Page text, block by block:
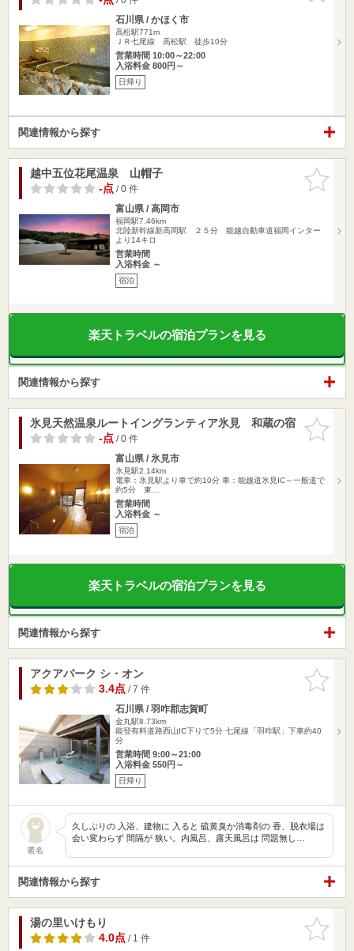
石川県 / かほく市
高松駅771m
ＪＲ七尾線 高松駅 徒歩10分
営業時間 10:00～22:00
入浴料金 800円～
日帰り
関連情報から探す
お気に入
りに追加
越中五位花尾温泉 山帽子
-点/ 0 件
富山県 / 高岡市
福岡駅7.46km
北陸新幹線新高岡駅 ２５分 能越自動車道福岡インター
より14キロ
営業時間
入浴料金 ～
宿泊
楽天トラベルの宿泊プランを見る
関連情報から探す
お気に入
りに追加
氷見天然温泉ルートイングランティア氷見 和蔵の宿
-点/ 0 件
富山県 / 氷見市
氷見駅2.14km
電車：氷見駅より車で約10分 車：能越道氷見IC～一般道で
約5分 東…
営業時間
入浴料金 ～
宿泊
楽天トラベルの宿泊プランを見る
関連情報から探す
お気に入
りに追加
アクアパーク シ・オン
3.4点/ 7 件
石川県 / 羽咋郡志賀町
金丸駅8.73km
能登有料道路西山IC下りて5分 七尾線「羽咋駅」下車約40
分
営業時間 9:00～21:00
入浴料金 550円～
日帰り
匿名
久しぶりの 入浴、建物に 入ると 硫黄臭か消毒剤の 香、脱衣場は
会い変わらず 間隔が 狭い。内風呂、露天風呂は 問題無し…
関連情報から探す
お気に入
りに追加
湯の里いけもり
4.0点/ 1 件